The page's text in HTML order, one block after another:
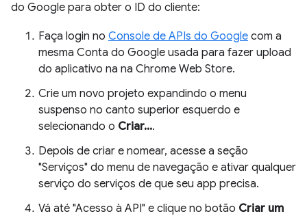
do Google para obter o ID do cliente:
Faça login no Console de APIs do Google com a
mesma Conta do Google usada para fazer upload
do aplicativo na na Chrome Web Store.
Crie um novo projeto expandindo o menu
suspenso no canto superior esquerdo e
selecionando o Criar....
Depois de criar e nomear, acesse a seção
"Serviços" do menu de navegação e ativar qualquer
serviço do serviços de que seu app precisa.
Vá até "Acesso à API" e clique no botão Criar um